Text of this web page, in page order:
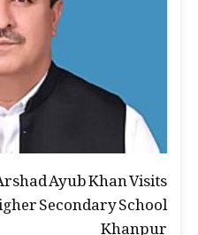
Ayub Khan Visits
Secondary School
Khanpur